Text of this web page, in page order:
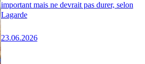
important mais ne devrait pas durer, selon
Lagarde
23.06.2026